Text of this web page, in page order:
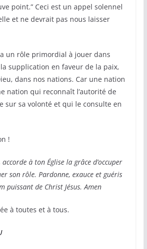
point.” Ceci est un appel solennel
et ne devrait pas nous laisser
a un rôle primordial à jouer dans
supplication en faveur de la paix,
dans nos nations. Car une nation
nation qui reconnaît l’autorité de
sur sa volonté et qui le consulte en
!
accorde à ton Église la grâce d’occuper
son rôle. Pardonne, exauce et guéris
puissant de Christ Jésus. Amen
à toutes et à tous.